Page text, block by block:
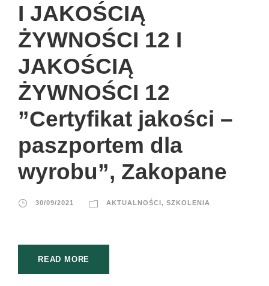
I JAKOŚCIĄ
ŻYWNOŚCI 12 I
JAKOŚCIĄ
ŻYWNOŚCI 12
”Certyfikat jakości –
paszportem dla
wyrobu”, Zakopane
30/09/2021 AKTUALNOŚCI, SZKOLENIA
READ MORE